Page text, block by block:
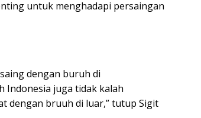
untuk menghadapi persaingan
dengan buruh di
Indonesia juga tidak kalah
dengan bruuh di luar,” tutup Sigit